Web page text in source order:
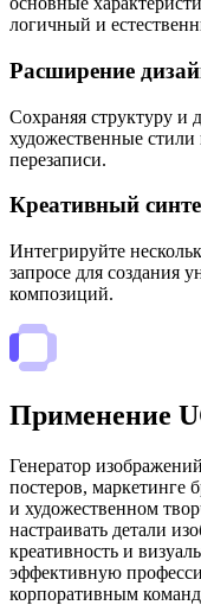
логичный и
Расширение
Сохраняя структуру и
художественные
перезаписи.
Креативный
Интегрируйте
запросе для создания
композиций.
Применение
Генератор
постеров, маркетинге
и художественном
настраивать детали
креативность и
эффективную
корпоративным